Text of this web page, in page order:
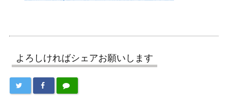
よろしければシェアお願いします